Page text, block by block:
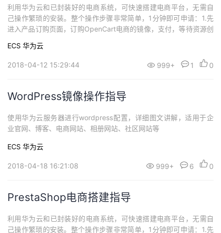
利用华为云和已封装好的电商系统，可快速搭建电商平台，无需自
己操作繁琐的安装。整个操作步骤非常简单，1分钟即可申请：1.先
进入产品订购页面，订购OpenCart电商的镜像，支付，等待资源创
啦！
ECS 华为云
2018-04-12 15:29:44 999+ 1 0
WordPress镜像操作指导
使用华为云服务器进行wordpress配置，详细图文讲解，适用于企
业官网、博客、电商网站、相册网站、社区网站等
ECS 华为云
2018-04-18 16:21:08 999+ 6 0
PrestaShop电商搭建指导
利用华为云和已封装好的电商系统，可快速搭建电商平台，无需自
己操作繁琐的安装。整个操作步骤非常简单，1分钟即可申请：1.先